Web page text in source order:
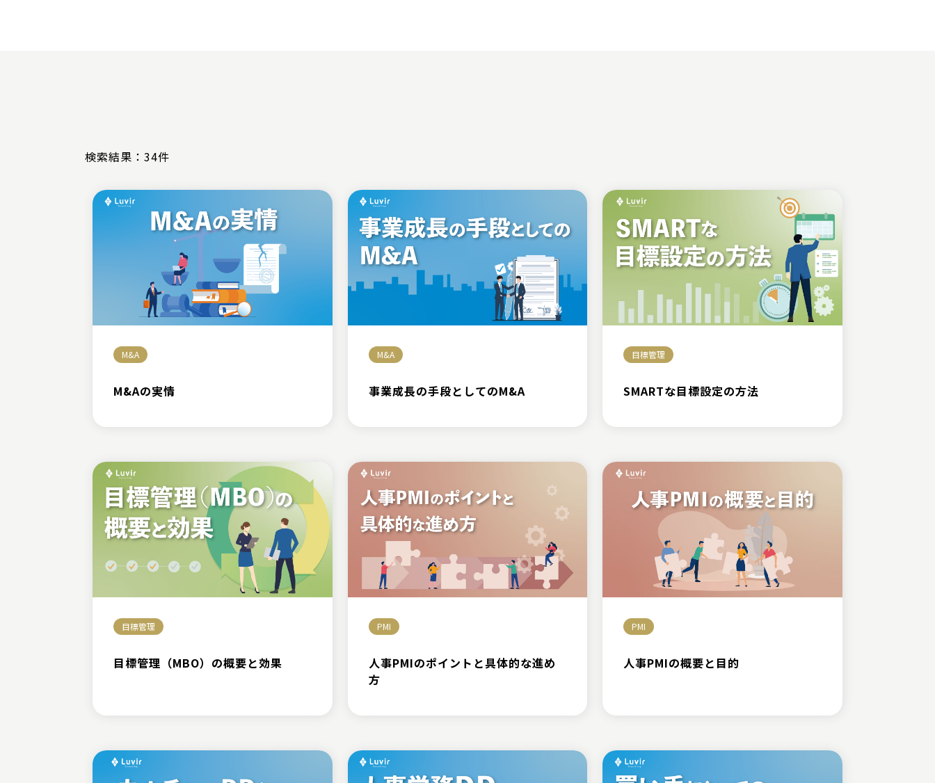
検索結果：34件
M&A
M&Aの実情
M&A
事業成長の手段としてのM&A
目標管理
SMARTな目標設定の方法
目標管理
目標管理（MBO）の概要と効果
PMI
人事PMIのポイントと具体的な進め
方
PMI
人事PMIの概要と目的